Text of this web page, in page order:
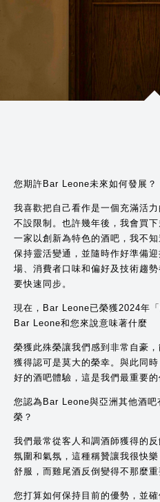
您期許Bar Leone未來如何發展？
我喜歡把自己看作是一個充滿活
不設限制。也許幾年後，我會買
一家以創新為特色的酒吧，我不
保持靈活變通，並隨時作好準備
場、消費者口味和偏好及技術趨
要快速同步。
現在，Bar Leone已榮獲2024年
Bar Leone和您來說意味著什麼
榮獲此殊榮讓我們感到非常自豪
獲得認可是莫大的榮幸。與此同
好的酒吧體驗，這是我們最重要的
您認為Bar Leone與亞洲其他酒
榮？
我們最常從客人和調酒師獲得的
氛圍和氣氛，這種稱贊讓我很快
舒服，而雞尾酒反倒變得不那麼重
您打算如何保持目前的優勢，並